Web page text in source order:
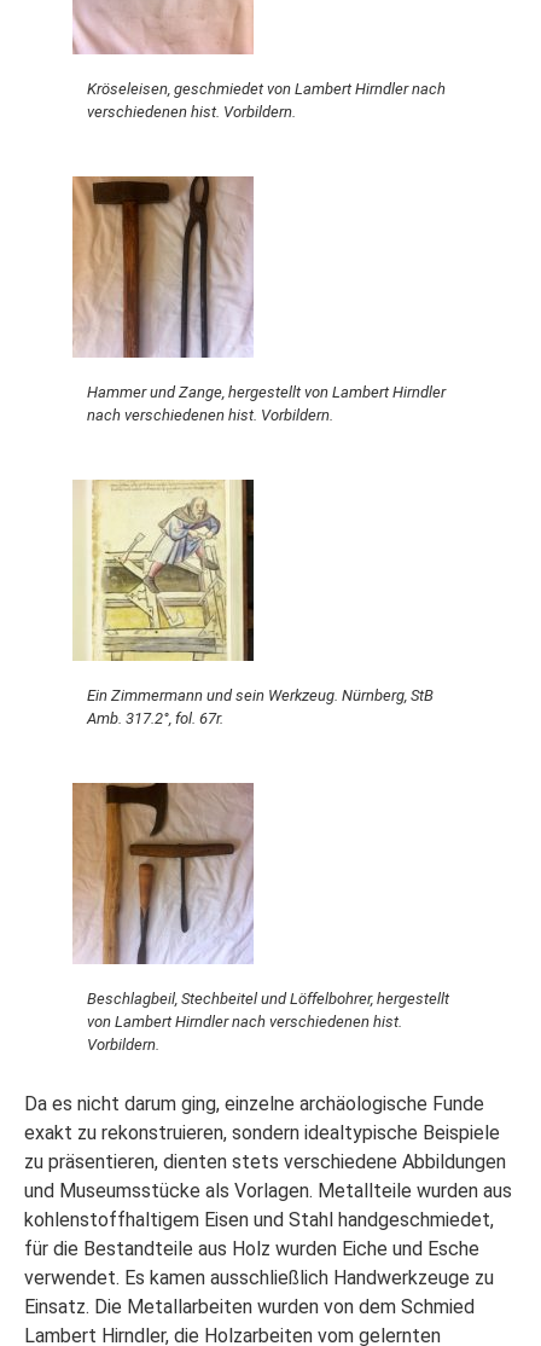
Kröseleisen, geschmiedet von Lambert Hirndler nach
verschiedenen hist. Vorbildern.
Hammer und Zange, hergestellt von Lambert Hirndler
nach verschiedenen hist. Vorbildern.
Ein Zimmermann und sein Werkzeug. Nürnberg, StB
Amb. 317.2°, fol. 67r.
Beschlagbeil, Stechbeitel und Löffelbohrer, hergestellt
von Lambert Hirndler nach verschiedenen hist.
Vorbildern.
Da es nicht darum ging, einzelne archäologische Funde
exakt zu rekonstruieren, sondern idealtypische Beispiele
zu präsentieren, dienten stets verschiedene Abbildungen
und Museumsstücke als Vorlagen. Metallteile wurden aus
kohlenstoffhaltigem Eisen und Stahl handgeschmiedet,
für die Bestandteile aus Holz wurden Eiche und Esche
verwendet. Es kamen ausschließlich Handwerkzeuge zu
Einsatz. Die Metallarbeiten wurden von dem Schmied
Lambert Hirndler, die Holzarbeiten vom gelernten